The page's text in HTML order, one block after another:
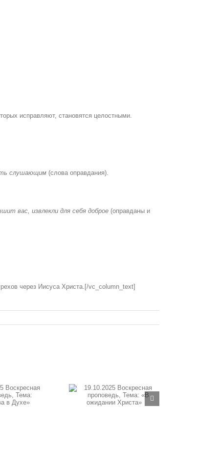
исправляют, становятся целостными.
слушающим (слова оправдания).
вас, извлекли для себя доброе (оправданы и
через Иисуса Христа.[/vc_column_text]
Воскресная
Тема: «В